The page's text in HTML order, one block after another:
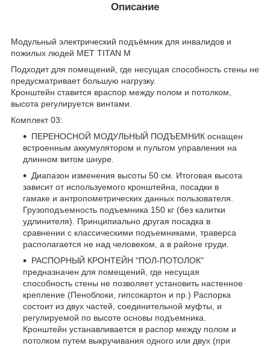
Описание
Модульный электрический подъёмник для инвалидов и
пожилых людей MET TITAN M
Подходит для помещений, где несущая способность стены не
предусматривает большую нагрузку.
Кронштейн ставится враспор между полом и потолком,
высота регулируется винтами.
Комплект 03:
ПЕРЕНОСНОЙ МОДУЛЬНЫЙ ПОДЪЕМНИК оснащен
встроенным аккумулятором и пультом управления на
длинном витом шнуре.
Диапазон изменения высоты 50 см. Итоговая высота
зависит от используемого кронштейна, посадки в
гамаке и антропометрических данных пользователя.
Грузоподъемность подъемника 150 кг (без калитки
удлинителя). Принципиально другая посадка в
сравнении с классическими подъемниками, траверса
располагается не над человеком, а в районе груди.
РАСПОРНЫЙ КРОНТЕЙН "ПОЛ-ПОТОЛОК"
предназначен для помещений, где несущая
способность стены не позволяет установить настенное
крепление (Пеноблоки, гипсокартон и пр.) Распорка
состоит из двух частей, соединительной муфты, и
регулируемой по высоте основы подъемника.
Кронштейн устанавливается в распор между полом и
потолком путем выкручивания одного или двух (при